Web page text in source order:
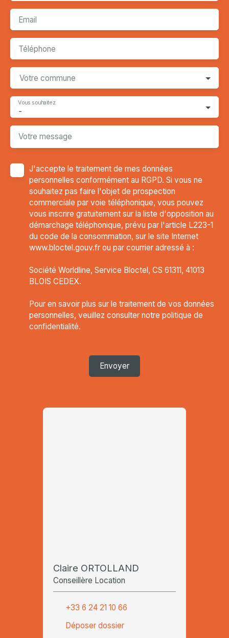
Email
Téléphone
Votre commune
-
Vous souhaitez
Votre message
J'accepte le traitement de mes données
personnelles conformément au RGPD. Si vous ne
souhaitez pas faire l'objet de prospection
commerciale par voie téléphonique, vous pouvez
vous inscrire gratuitement sur la liste d'opposition au
démarchage téléphonique, prévu par l'article L223-1
du code de la consommation, sur le site Internet
www.bloctel.gouv.fr ou par courrier adressé à :
Société Worldline, Service Bloctel, CS 61311, 41013
BLOIS CEDEX.
Pour en savoir plus sur le traitement de vos données
personnelles, veuillez consulter notre politique de
confidentialité.
Envoyer
Claire ORTOLLAND
Conseillère Location
+33 6 24 21 10 66
Déposer dossier